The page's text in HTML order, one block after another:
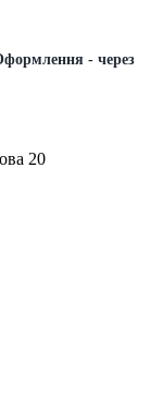
- через
20